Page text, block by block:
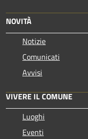
NOVITÀ
Notizie
Comunicati
Avvisi
VIVERE IL COMUNE
Luoghi
Eventi